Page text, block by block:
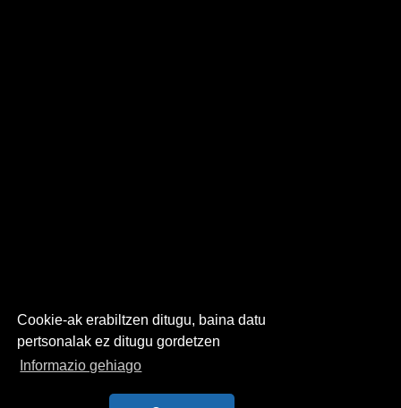
Cookie-ak erabiltzen ditugu, baina datu
pertsonalak ez ditugu gordetzen
Informazio gehiago